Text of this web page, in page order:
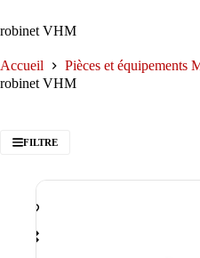
robinet VHM
Accueil
Pièces et équipements
robinet VHM
FILTRE